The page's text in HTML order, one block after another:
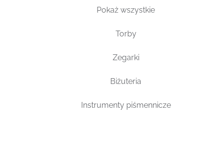
Pokaż wszystkie
Torby
Zegarki
Biżuteria
Instrumenty piśmennicze